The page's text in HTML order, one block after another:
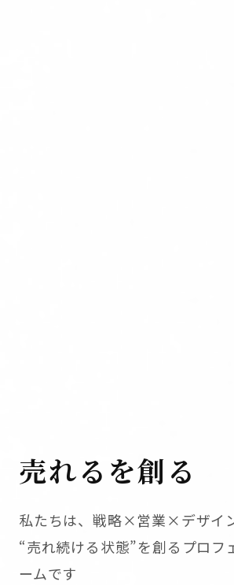
売れるを創る
私たちは、戦略×営業×デザイン
“売れ続ける状態”を創るプロフ
ームです